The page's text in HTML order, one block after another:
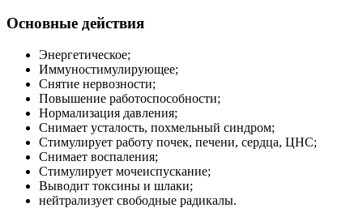
Основные действия
Энергетическое;
Иммуностимулирующее;
Снятие нервозности;
Повышение работоспособности;
Нормализация давления;
Снимает усталость, похмельный синдром;
Стимулирует работу почек, печени, сердца, ЦНС;
Снимает воспаления;
Стимулирует мочеиспускание;
Выводит токсины и шлаки;
нейтрализует свободные радикалы.